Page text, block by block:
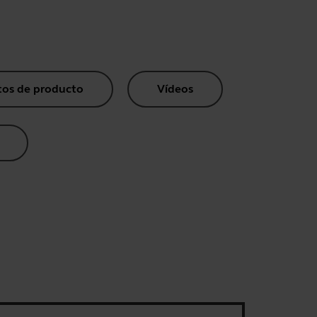
de producto Vídeos